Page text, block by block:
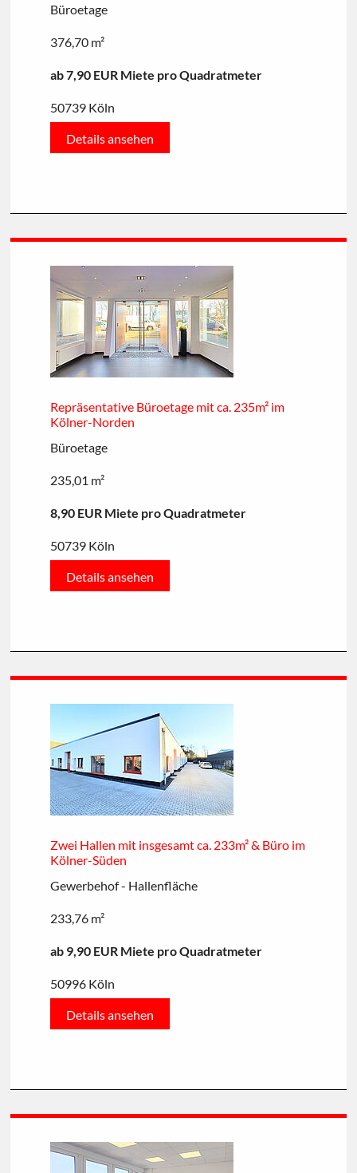
Büroetage
376,70 m²
ab 7,90 EUR Miete pro Quadratmeter
50739 Köln
Details ansehen
Repräsentative Büroetage mit ca. 235m² im
Kölner-Norden
Büroetage
235,01 m²
8,90 EUR Miete pro Quadratmeter
50739 Köln
Details ansehen
Zwei Hallen mit insgesamt ca. 233m² & Büro im
Kölner-Süden
Gewerbehof - Hallenfläche
233,76 m²
ab 9,90 EUR Miete pro Quadratmeter
50996 Köln
Details ansehen